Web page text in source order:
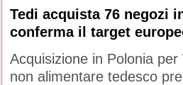
Tedi acquista 76 negozi
conferma il target
Acquisizione in Polonia per
non alimentare tedesco